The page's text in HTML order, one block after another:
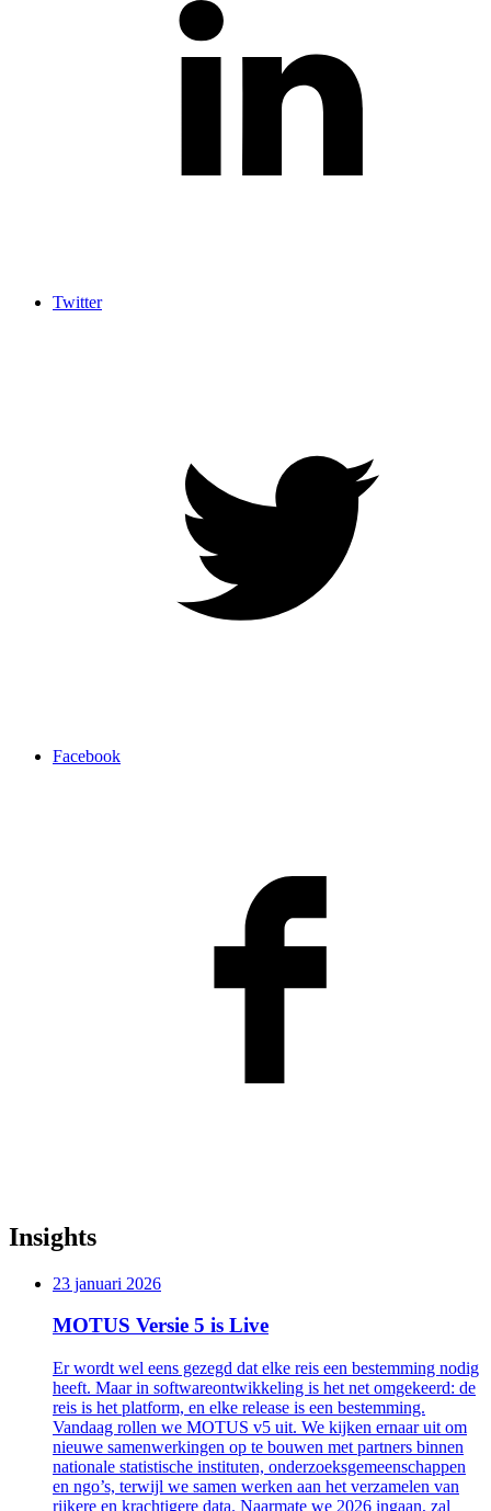
Twitter
Facebook
Insights
23 januari 2026
MOTUS Versie 5 is Live
Er wordt wel eens gezegd dat elke reis een bestemming nodig
heeft. Maar in softwareontwikkeling is het net omgekeerd: de
reis is het platform, en elke release is een bestemming.
Vandaag rollen we MOTUS v5 uit. We kijken ernaar uit om
nieuwe samenwerkingen op te bouwen met partners binnen
nationale statistische instituten, onderzoeksgemeenschappen
en ngo’s, terwijl we samen werken aan het verzamelen van
rijkere en krachtigere data. Naarmate we 2026 ingaan, zal